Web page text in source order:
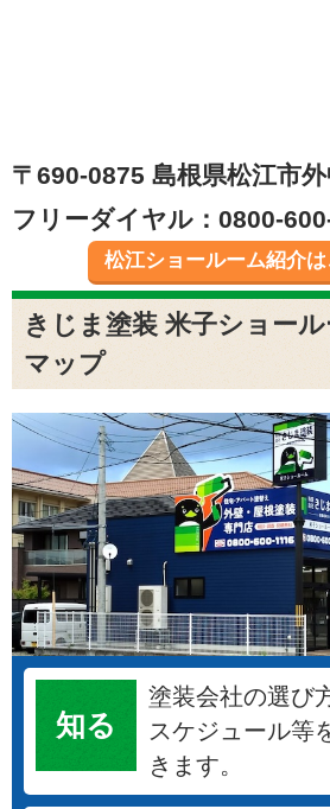
〒690-0875 島根県松江市外
フリーダイヤル：0800-
松江ショールーム紹介は
きじま塗装 米子ショー
マップ
知る
塗装会社の選び
スケジュール等
きます。